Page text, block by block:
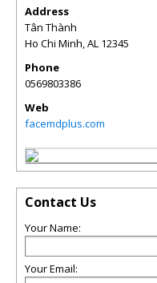
Address
Tân Thành
Ho Chi Minh,AL 12345
Phone
0569803386
Web
facemdplus.com
Contact Us
Your Name:
Your Email: